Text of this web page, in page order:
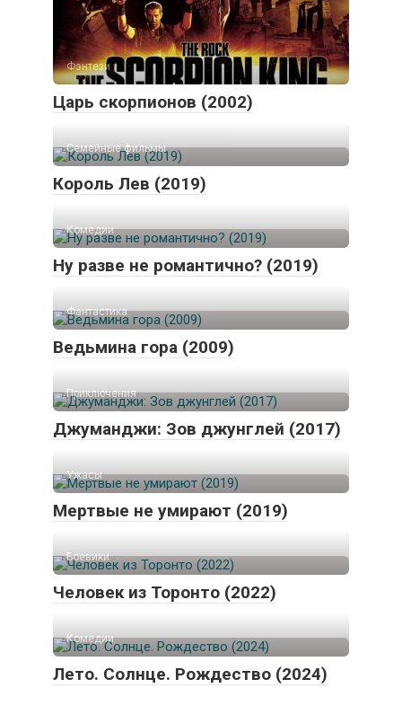
Фэнтези
Царь скорпионов (2002)
Семейные фильмы
Король Лев (2019)
Комедии
Ну разве не романтично? (2019)
Фантастика
Ведьмина гора (2009)
Приключения
Джуманджи: Зов джунглей (2017)
Ужасы
Мертвые не умирают (2019)
Боевики
Человек из Торонто (2022)
Комедии
Лето. Солнце. Рождество (2024)